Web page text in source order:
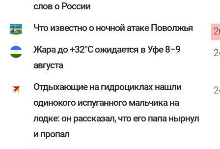
слов о России
Что известно о ночной атаке Поволжья
Жара до +32°C ожидается в Уфе 8–9
августа
Отдыхающие на гидроциклах нашли
одинокого испуганного мальчика на
лодке: он рассказал, что его папа нырнул
и пропал